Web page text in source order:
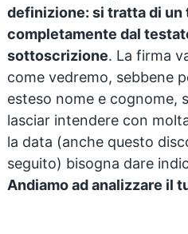
definizione: si tratta di
completamente dal
sottoscrizione. La firma
come vedremo, sebbene
esteso nome e cognome,
lasciar intendere con
la data (anche questo
seguito) bisogna dare
Andiamo ad analizzare il